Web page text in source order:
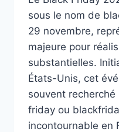
sous le nom de
29 novembre,
majeure pour
substantielles.
États-Unis, cet
souvent
friday ou
incontournable en